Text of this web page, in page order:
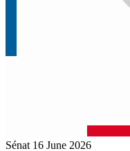
Sénat 16 June 2026